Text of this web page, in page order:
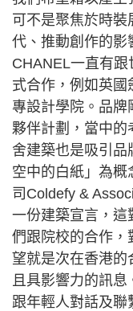
可不是聚焦於時裝
代、推動創作的影
CHANEL一直有
式合作，例如英國
專設計學院。品牌
夥伴計劃，當中的
舍建築也是吸引品
空中的白紙」為概
司Coldefy &
一份建築宣言，這
們跟院校的合作，
望就是次在香港的
且具影響力的訊
跟年輕人對話及聯